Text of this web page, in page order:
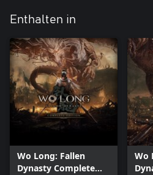
Enthalten in
Wo Long: Fallen
Dynasty Complete
Wo